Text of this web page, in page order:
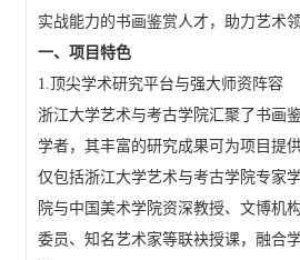
实战能力的书画鉴赏人才，助力艺术
一、项目特色
1.顶尖学术研究平台与强大师资阵容
浙江大学艺术与考古学院汇聚了书画
学者，其丰富的研究成果可为项目提
仅包括浙江大学艺术与考古学院专家
院与中国美术学院资深教授、文博机
委员、知名艺术家等联袂授课，融合